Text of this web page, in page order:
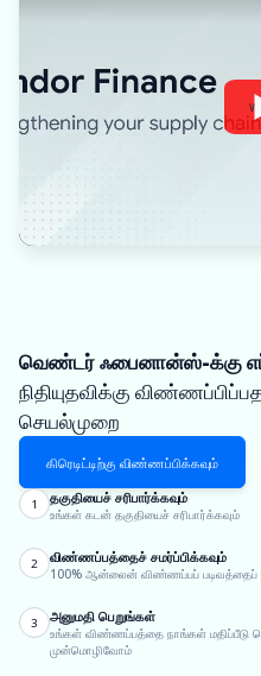
வெண்டர் ஃபைனான்ஸ்-க்கு
நிதியுதவிக்கு
செயல்முறை
கிரெடிட்டிற்கு விண்ணப்பிக்கவும்
1 தகுதியைச் சரிபார்க்கவும்
உங்கள் கடன் தகுதியைச் சரிபார்க்கவும்
2 விண்ணப்பத்தைச் சமர்ப்பிக்கவும்
100% ஆன்லைன் விண்ணப்பப் படிவத்தைப்
3 அனுமதி பெறுங்கள்
உங்கள் விண்ணப்பத்தை நாங்கள் மதிப்பீடு
முன்மொழிவோம்